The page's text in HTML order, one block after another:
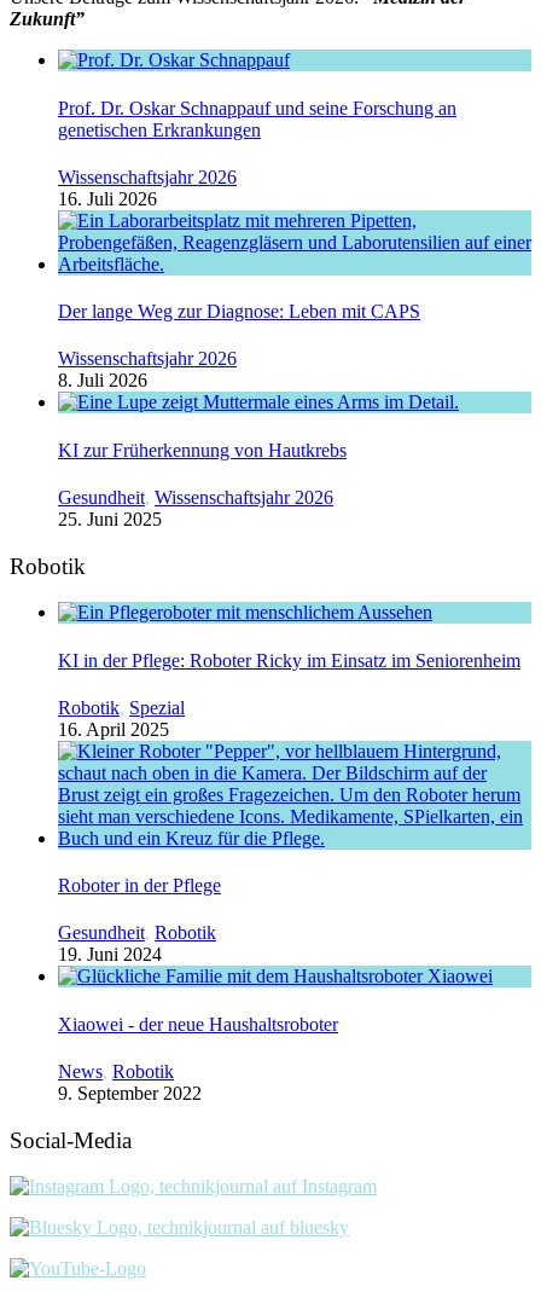
Zukunft”
Prof. Dr. Oskar Schnappauf und seine Forschung an
genetischen Erkrankungen
Wissenschaftsjahr 2026
16. Juli 2026
Der lange Weg zur Diagnose: Leben mit CAPS
Wissenschaftsjahr 2026
8. Juli 2026
KI zur Früherkennung von Hautkrebs
Gesundheit, Wissenschaftsjahr 2026
25. Juni 2025
Robotik
KI in der Pflege: Roboter Ricky im Einsatz im Seniorenheim
Robotik, Spezial
16. April 2025
Roboter in der Pflege
Gesundheit, Robotik
19. Juni 2024
Xiaowei - der neue Haushaltsroboter
News, Robotik
9. September 2022
Social-Media